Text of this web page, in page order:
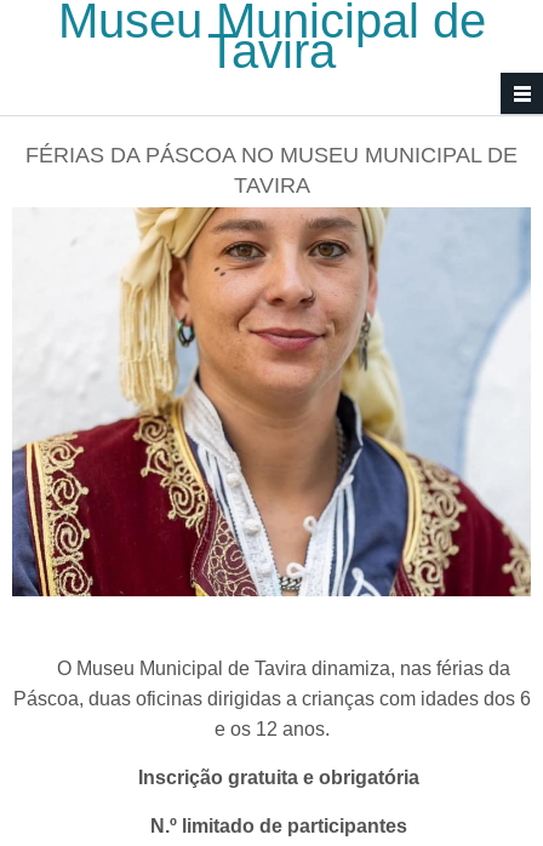
Passar para o conteúdo principal
Museu Municipal de
Tavira
FÉRIAS DA PÁSCOA NO MUSEU MUNICIPAL DE
TAVIRA
O Museu Municipal de Tavira dinamiza, nas férias da
Páscoa, duas oficinas dirigidas a crianças com idades dos 6
e os 12 anos.
Inscrição gratuita e obrigatória
N.º limitado de participantes